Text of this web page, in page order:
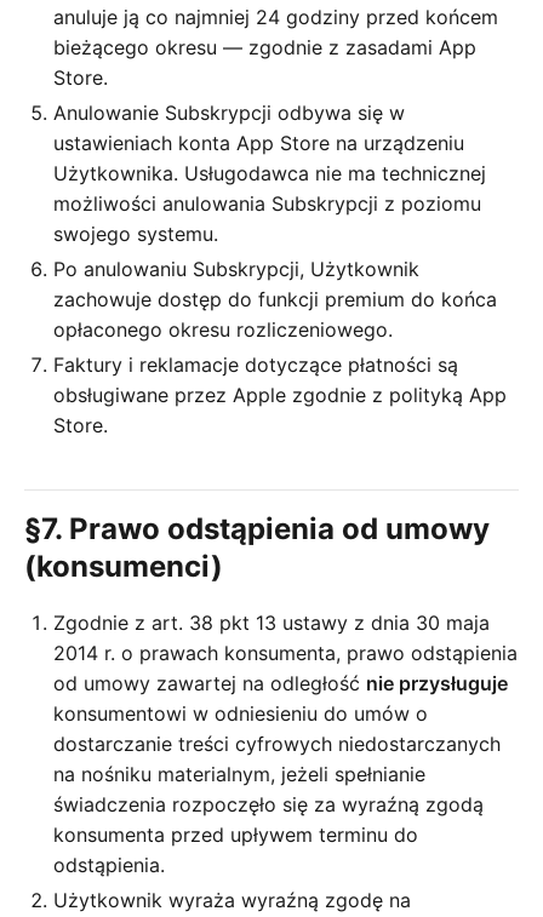
anuluje ją co najmniej 24 godziny przed końcem
bieżącego okresu — zgodnie z zasadami App
Store.
Anulowanie Subskrypcji odbywa się w
ustawieniach konta App Store na urządzeniu
Użytkownika. Usługodawca nie ma technicznej
możliwości anulowania Subskrypcji z poziomu
swojego systemu.
Po anulowaniu Subskrypcji, Użytkownik
zachowuje dostęp do funkcji premium do końca
opłaconego okresu rozliczeniowego.
Faktury i reklamacje dotyczące płatności są
obsługiwane przez Apple zgodnie z polityką App
Store.
§7. Prawo odstąpienia od umowy
(konsumenci)
Zgodnie z art. 38 pkt 13 ustawy z dnia 30 maja
2014 r. o prawach konsumenta, prawo odstąpienia
od umowy zawartej na odległość nie przysługuje
konsumentowi w odniesieniu do umów o
dostarczanie treści cyfrowych niedostarczanych
na nośniku materialnym, jeżeli spełnianie
świadczenia rozpoczęło się za wyraźną zgodą
konsumenta przed upływem terminu do
odstąpienia.
Użytkownik wyraża wyraźną zgodę na